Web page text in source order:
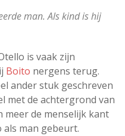
man. Als kind is hij
is vaak zijn
Boito nergens terug.
ander stuk geschreven
met de achtergrond van
meer de menselijk kant
als man gebeurt.